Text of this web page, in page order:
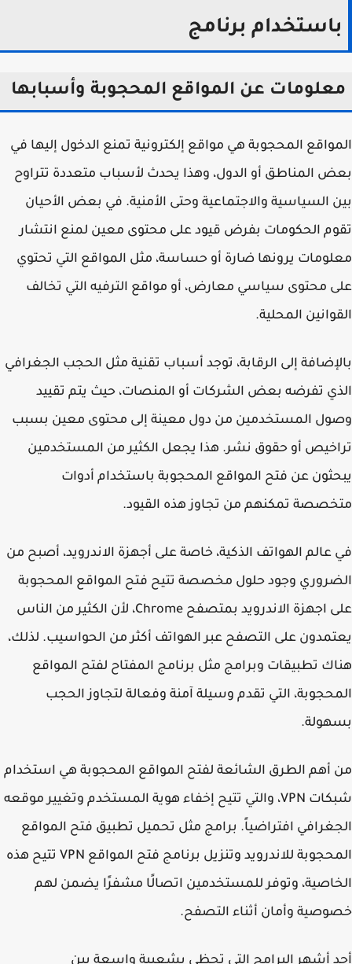
برنامج
عن المواقع المحجوبة وأسبابها
المحجوبة هي مواقع إلكترونية تمنع الدخول إليها في
المناطق أو الدول، وهذا يحدث لأسباب متعددة تتراوح
السياسية والاجتماعية وحتى الأمنية. في بعض الأحيان
الحكومات بفرض قيود على محتوى معين لمنع انتشار
يرونها ضارة أو حساسة، مثل المواقع التي تحتوي
محتوى سياسي معارض، أو مواقع الترفيه التي تخالف
المحلية.
إلى الرقابة، توجد أسباب تقنية مثل الحجب الجغرافي
تفرضه بعض الشركات أو المنصات، حيث يتم تقييد
المستخدمين من دول معينة إلى محتوى معين بسبب
أو حقوق نشر. هذا يجعل الكثير من المستخدمين
عن فتح المواقع المحجوبة باستخدام أدوات
تمكنهم من تجاوز هذه القيود.
الهواتف الذكية، خاصة على أجهزة الاندرويد، أصبح من
وجود حلول مخصصة تتيح فتح المواقع المحجوبة
على اجهزة الاندرويد بمتصفح Chrome، لأن الكثير من الناس
على التصفح عبر الهواتف أكثر من الحواسيب. لذلك،
تطبيقات وبرامج مثل برنامج المفتاح لفتح المواقع
التي تقدم وسيلة آمنة وفعالة لتجاوز الحجب
أهم الطرق الشائعة لفتح المواقع المحجوبة هي استخدام
شبكات VPN، والتي تتيح إخفاء هوية المستخدم وتغيير موقعه
افتراضياً. برامج مثل تحميل تطبيق فتح المواقع
المحجوبة للاندرويد وتنزيل برنامج فتح المواقع VPN تتيح هذه
وتوفر للمستخدمين اتصالًا مشفرًا يضمن لهم
وأمان أثناء التصفح.
أشهر البرامج التي تحظى بشعبية واسعة بين